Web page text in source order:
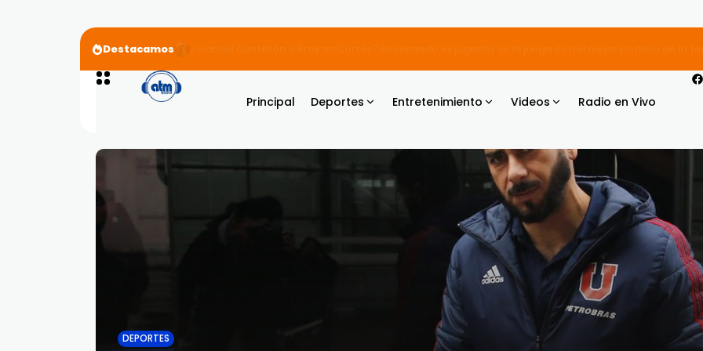
Destacamos
Principal Deportes Entretenimiento Videos Radio en Vivo
DEPORTES